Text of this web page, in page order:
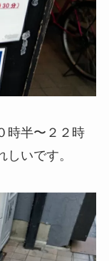
時半〜２２時
いです。